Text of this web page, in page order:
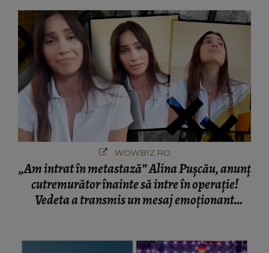
WOWBIZ.RO
„Am intrat în metastază” Alina Pușcău, anunț
cutremurător înainte să intre în operație!
Vedeta a transmis un mesaj emoționant